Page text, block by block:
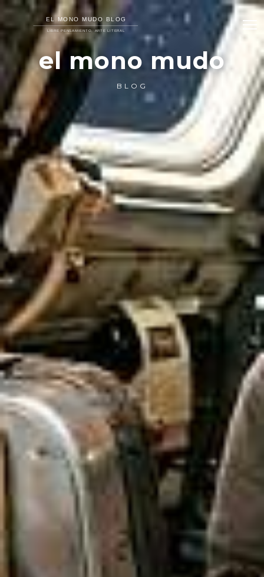
el mono mudo
BLOG